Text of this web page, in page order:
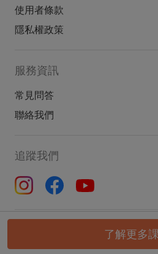
了解更多
使用者條款
隱私權政策
服務資訊
常見問答
聯絡我們
追蹤我們
© 2022 FiTLO . All rights reserved.